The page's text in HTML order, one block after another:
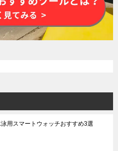
用スマートウォッチおすすめ3選